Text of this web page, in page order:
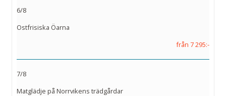
6/8
Ostfrisiska Öarna
från 7 295:-
7/8
Matglädje på Norrvikens trädgårdar